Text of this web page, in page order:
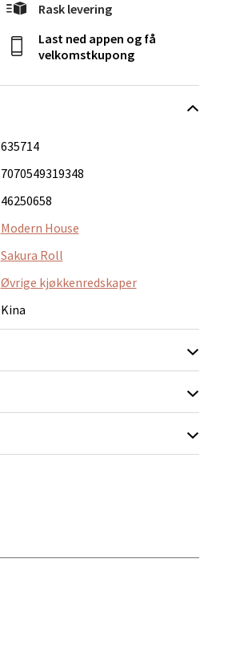
Rask levering
Last ned appen og få
velkomstkupong
635714
7070549319348
46250658
Modern House
Sakura Roll
Øvrige kjøkkenredskaper
Kina